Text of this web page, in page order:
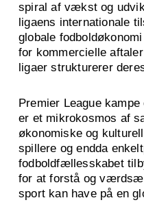
spiral af vækst og
ligaens internationale
globale
for kommercielle
ligaer strukturerer
Premier League
er et mikrokosmos af
økonomiske og
spillere og endda
fodboldfællesskabet
for at forstå og
sport kan have på en